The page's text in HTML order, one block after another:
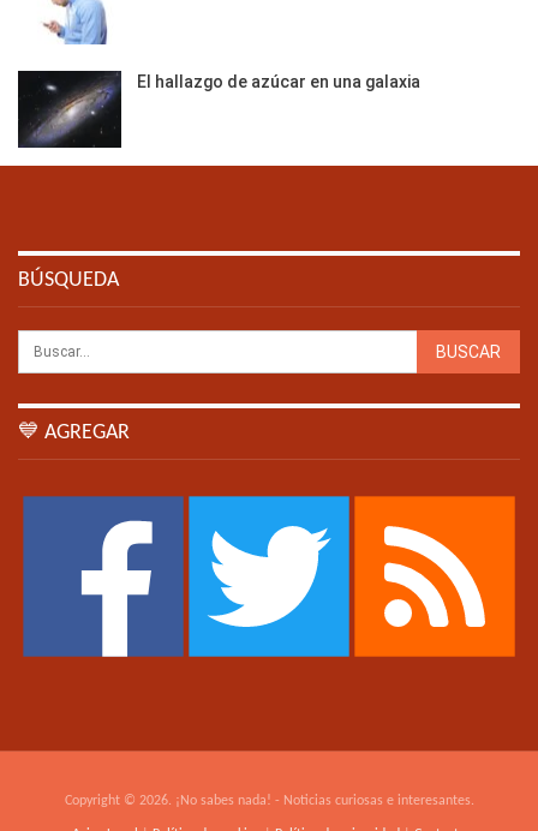
El hallazgo de azúcar en una galaxia
BÚSQUEDA
💙 AGREGAR
Copyright © 2026. ¡No sabes nada! - Noticias curiosas e interesantes.